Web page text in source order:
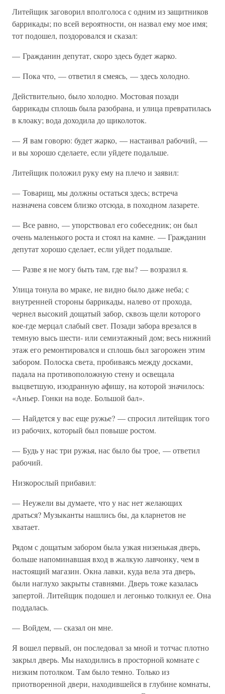
Литейщик заговорил вполголоса с одним из защитников
баррикады; по всей вероятности, он назвал ему мое имя;
тот подошел, поздоровался и сказал:
— Гражданин депутат, скоро здесь будет жарко.
— Пока что, — ответил я смеясь, — здесь холодно.
Действительно, было холодно. Мостовая позади
баррикады сплошь была разобрана, и улица превратилась
в клоаку; вода доходила до щиколоток.
— Я вам говорю: будет жарко, — настаивал рабочий, —
и вы хорошо сделаете, если уйдете подальше.
Литейщик положил руку ему на плечо и заявил:
— Товарищ, мы должны остаться здесь; встреча
назначена совсем близко отсюда, в походном лазарете.
— Все равно, — упорствовал его собеседник; он был
очень маленького роста и стоял на камне. — Гражданин
депутат хорошо сделает, если уйдет подальше.
— Разве я не могу быть там, где вы? — возразил я.
Улица тонула во мраке, не видно было даже неба; с
внутренней стороны баррикады, налево от прохода,
чернел высокий дощатый забор, сквозь щели которого
кое-где мерцал слабый свет. Позади забора врезался в
темную высь шести- или семиэтажный дом; весь нижний
этаж его ремонтировался и сплошь был загорожен этим
забором. Полоска света, пробиваясь между досками,
падала на противоположную стену и освещала
выцветшую, изодранную афишу, на которой значилось:
«Аньер. Гонки на воде. Большой бал».
— Найдется у вас еще ружье? — спросил литейщик того
из рабочих, который был повыше ростом.
— Будь у нас три ружья, нас было бы трое, — ответил
рабочий.
Низкорослый прибавил:
— Неужели вы думаете, что у нас нет желающих
драться? Музыканты нашлись бы, да кларнетов не
хватает.
Рядом с дощатым забором была узкая низенькая дверь,
больше напоминавшая вход в жалкую лавчонку, чем в
настоящий магазин. Окна лавки, куда вела эта дверь,
были наглухо закрыты ставнями. Дверь тоже казалась
запертой. Литейщик подошел и легонько толкнул ее. Она
поддалась.
— Войдем, — сказал он мне.
Я вошел первый, он последовал за мной и тотчас плотно
закрыл дверь. Мы находились в просторной комнате с
низким потолком. Там было темно. Только из
приотворенной двери, находившейся в глубине комнаты,